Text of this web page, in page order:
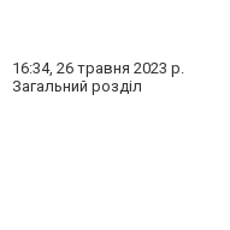
16:34, 26 травня 2023 р.
Загальний розділ